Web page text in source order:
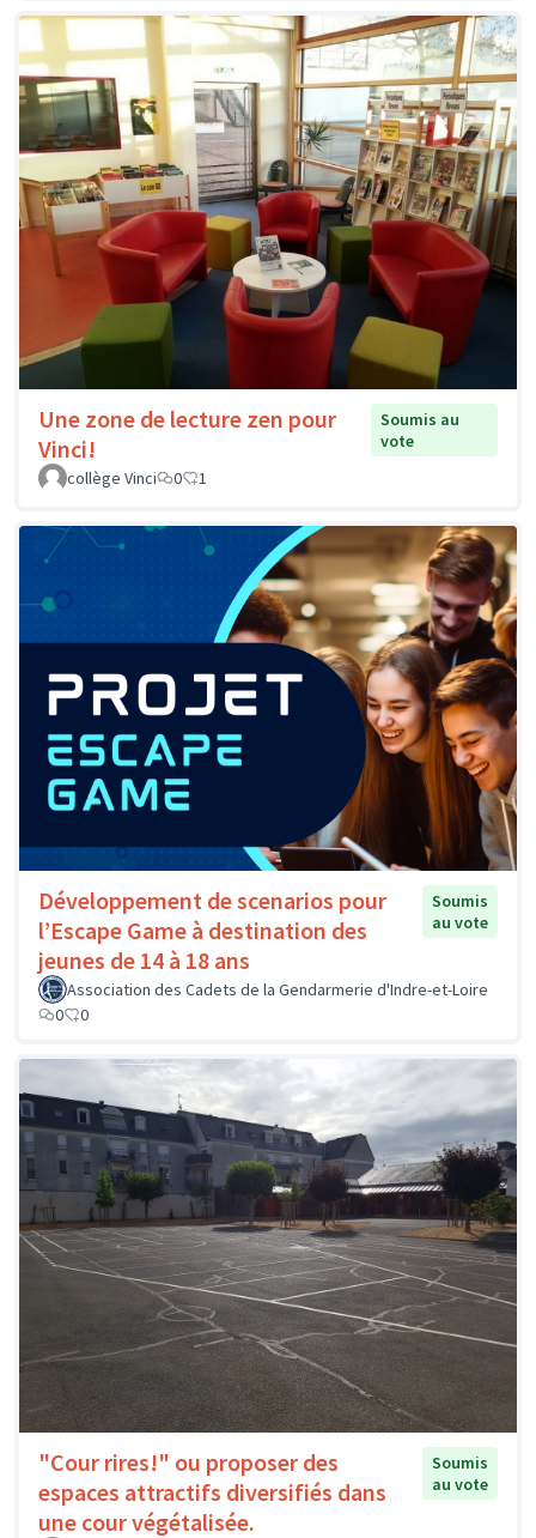
Une zone de lecture zen pour
Vinci!
Soumis au
vote
collège Vinci
0 1
Développement de scenarios pour
l’Escape Game à destination des
jeunes de 14 à 18 ans
Soumis
au vote
Association des Cadets de la Gendarmerie d'Indre-et-Loire
0
0
"Cour rires!" ou proposer des
espaces attractifs diversifiés dans
une cour végétalisée.
Soumis
au vote